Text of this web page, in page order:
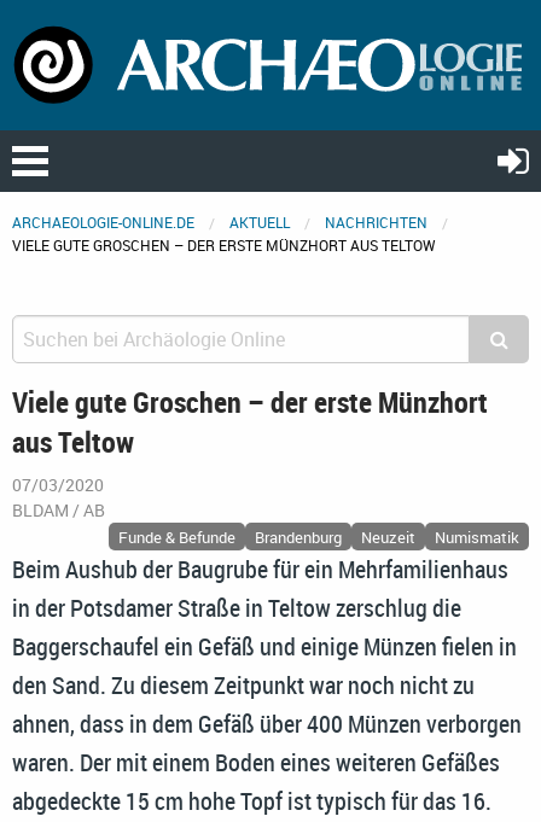
ARCHAEOLOGIE-ONLINE.DE AKTUELL
NACHRICHTEN
VIELE GUTE GROSCHEN – DER ERSTE MÜNZHORT AUS TELTOW
Viele gute Groschen – der erste Münzhort
aus Teltow
07/03/2020
BLDAM / AB
Funde & Befunde Brandenburg Neuzeit Numismatik
Beim Aushub der Baugrube für ein Mehrfamilienhaus
in der Potsdamer Straße in Teltow zerschlug die
Baggerschaufel ein Gefäß und einige Münzen fielen in
den Sand. Zu diesem Zeitpunkt war noch nicht zu
ahnen, dass in dem Gefäß über 400 Münzen verborgen
waren. Der mit einem Boden eines weiteren Gefäßes
abgedeckte 15 cm hohe Topf ist typisch für das 16.